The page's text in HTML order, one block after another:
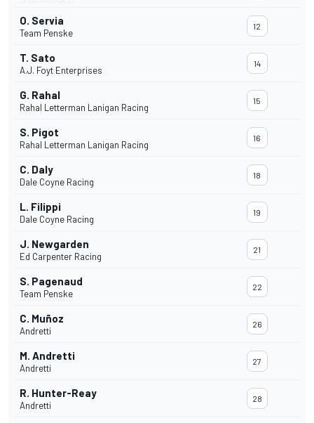
O. Servia
Team Penske
12
T. Sato
A.J. Foyt Enterprises
14
G. Rahal
Rahal Letterman Lanigan Racing
15
S. Pigot
Rahal Letterman Lanigan Racing
16
C. Daly
Dale Coyne Racing
18
L. Filippi
Dale Coyne Racing
19
J. Newgarden
Ed Carpenter Racing
21
S. Pagenaud
Team Penske
22
C. Muñoz
Andretti
26
M. Andretti
Andretti
27
R. Hunter-Reay
Andretti
28